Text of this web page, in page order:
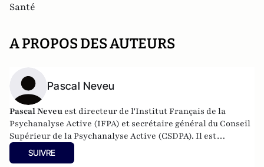
Santé
A PROPOS DES AUTEURS
Pascal Neveu
Pascal Neveu est directeur de l'Institut Français de la
Psychanalyse Active (IFPA) et secrétaire général du Conseil
Supérieur de la Psychanalyse Active (CSDPA). Il est
responsable national de la cellule de soutien psychologique
au sein de l’Œuvre des Pupilles Orphelins des Sapeurs-
SUIVRE